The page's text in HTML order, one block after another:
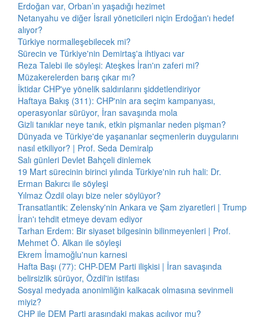
Erdoğan var, Orban’ın yaşadığı hezimet
Netanyahu ve diğer İsrail yöneticileri niçin Erdoğan'ı hedef
alıyor?
Türkiye normalleşebilecek mi?
Sürecin ve Türkiye'nin Demirtaş'a ihtiyacı var
Reza Talebi ile söyleşi: Ateşkes İran'ın zaferi mi?
Müzakerelerden barış çıkar mı?
İktidar CHP'ye yönelik saldırılarını şiddetlendiriyor
Haftaya Bakış (311): CHP'nin ara seçim kampanyası,
operasyonlar sürüyor, İran savaşında mola
Gizli tanıklar neye tanık, etkin pişmanlar neden pişman?
Dünyada ve Türkiye'de yaşananlar seçmenlerin duygularını
nasıl etkiliyor? | Prof. Seda Demiralp
Salı günleri Devlet Bahçeli dinlemek
19 Mart sürecinin birinci yılında Türkiye'nin ruh hali: Dr.
Erman Bakırcı ile söyleşi
Yılmaz Özdil olayı bize neler söylüyor?
Transatlantik: Zelensky'nin Ankara ve Şam ziyaretleri | Trump
İran'ı tehdit etmeye devam ediyor
Tarhan Erdem: Bir siyaset bilgesinin bilinmeyenleri | Prof.
Mehmet Ö. Alkan ile söyleşi
Ekrem İmamoğlu'nun karnesi
Hafta Başı (77): CHP-DEM Parti ilişkisi | İran savaşında
belirsizlik sürüyor, Özdil'in istifası
Sosyal medyada anonimliğin kalkacak olmasına sevinmeli
miyiz?
CHP ile DEM Parti arasındaki makas açılıyor mu?